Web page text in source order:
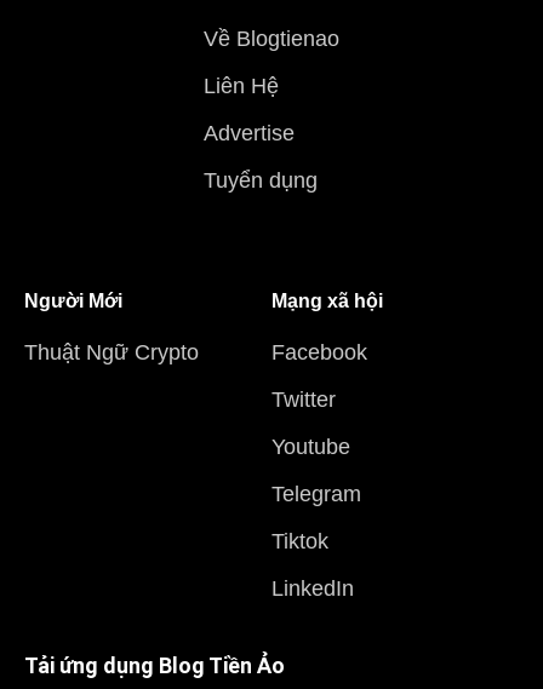
Về Blogtienao
Liên Hệ
Advertise
Tuyển dụng
Người Mới
Thuật Ngữ Crypto
Mạng xã hội
Facebook
Twitter
Youtube
Telegram
Tiktok
LinkedIn
Tải ứng dụng Blog Tiền Ảo